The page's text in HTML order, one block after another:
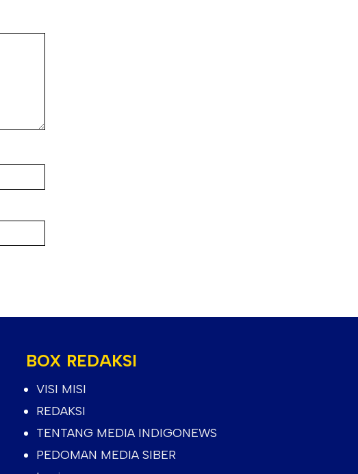
BOX REDAKSI
VISI MISI
REDAKSI
TENTANG MEDIA INDIGONEWS
PEDOMAN MEDIA SIBER